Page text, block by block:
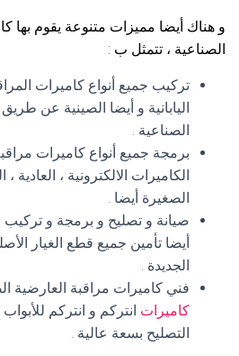
و هناك أيضا مميزات متنوعة يقوم بها
الصناعية ، تتمثل ب :
تركيب جميع أنواع كاميرات
اليابانية و أيضا الصينية عن
الصناعية .
برمجة جميع أنواع كاميرات
الكاميرات الالكترونية ، العادية ،
الصغيرة أيضا .
صيانة و تصليح و برمجة و تركيب
أيضا تأمين جميع قطع الغيار
الجديدة .
فني كاميرات مراقبة العارضية
كاميرات انتركم و انتركم
التصليح بسعة عالية .